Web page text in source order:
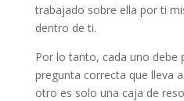
trabajado sobre ella por ti
dentro de ti.
Por lo tanto, cada uno debe
pregunta correcta que lleva
otro es solo una caja de